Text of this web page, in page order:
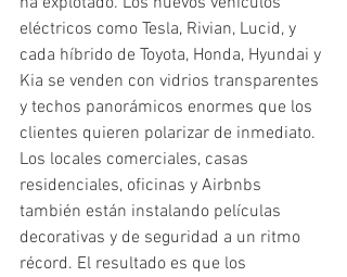
eléctricos como Tesla, Rivian, Lucid, y
cada híbrido de Toyota, Honda, Hyundai y
Kia se venden con vidrios transparentes
y techos panorámicos enormes que los
clientes quieren polarizar de inmediato.
Los locales comerciales, casas
residenciales, oficinas y Airbnbs
también están instalando películas
decorativas y de seguridad a un ritmo
récord. El resultado es que los